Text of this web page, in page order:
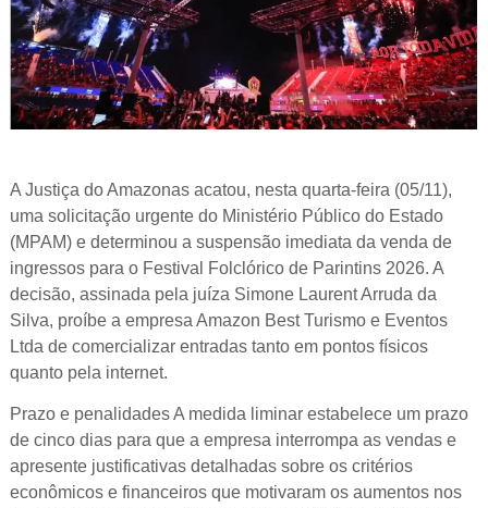
A Justiça do Amazonas acatou, nesta quarta-feira (05/11),
uma solicitação urgente do Ministério Público do Estado
(MPAM) e determinou a suspensão imediata da venda de
ingressos para o Festival Folclórico de Parintins 2026. A
decisão, assinada pela juíza Simone Laurent Arruda da
Silva, proíbe a empresa Amazon Best Turismo e Eventos
Ltda de comercializar entradas tanto em pontos físicos
quanto pela internet.
Prazo e penalidades A medida liminar estabelece um prazo
de cinco dias para que a empresa interrompa as vendas e
apresente justificativas detalhadas sobre os critérios
econômicos e financeiros que motivaram os aumentos nos